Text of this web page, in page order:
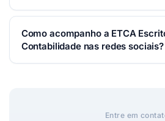
Você pode falar com a ETCA
Contabilidade por WhatsApp,
Como acompanho a ETCA
Contabilidade nas redes sociais?
Entre em